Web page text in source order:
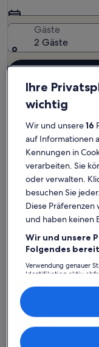
Gäste
2 Gäste
Schleswig-
Lübeck:
Weitere Infos zu
Ihre
wichtig
Wir und unsere16
auf Informationen
Kennungen in
verarbeiten. Sie
oder verwalten.
besuchen Sie
Diese
und haben keinen
Wir und unsere
Folgendes
Verwendung genauer
Identifikation aktiv
Inhalte, Messung von
Zielgruppenforschung
Liste der Partner